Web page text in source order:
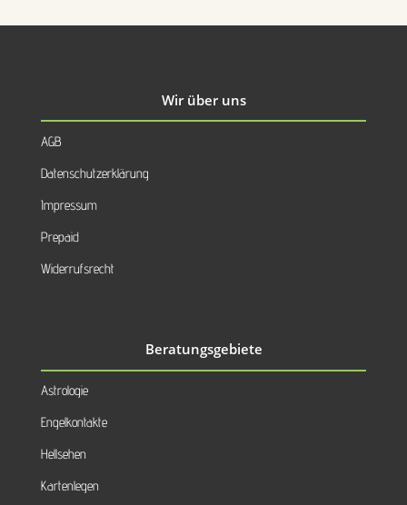
Wir über uns
AGB
Datenschutzerklärung
Impressum
Prepaid
Widerrufsrecht
Beratungsgebiete
Astrologie
Engelkontakte
Hellsehen
Kartenlegen